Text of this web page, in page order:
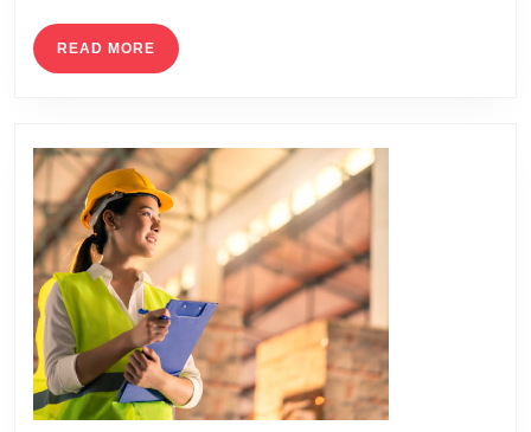
Gervais
READ MORE READ
MORE